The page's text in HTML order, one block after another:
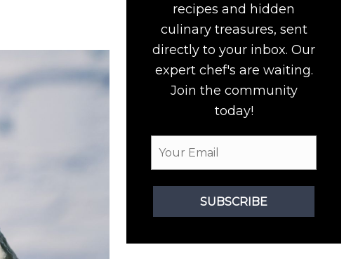
recipes and hidden
culinary treasures, sent
directly to your inbox. Our
expert chef's are waiting.
Join the community
today!
SUBSCRIBE